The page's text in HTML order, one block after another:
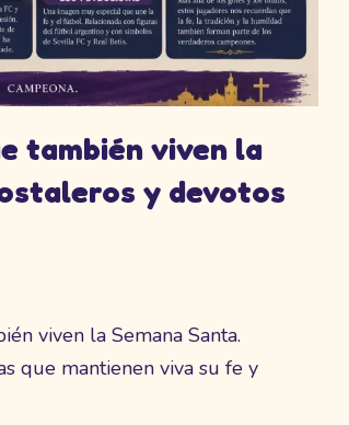
también viven la
y devotos
viven la Semana Santa.
que mantienen viva su fe y